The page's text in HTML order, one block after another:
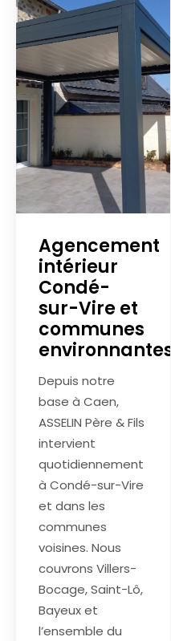
Agencement
intérieur
Condé-
sur-Vire et
communes
environnantes
Depuis notre
base à Caen,
ASSELIN Père & Fils
intervient
quotidiennement
à Condé-sur-Vire
et dans les
communes
voisines. Nous
couvrons Villers-
Bocage, Saint-Lô,
Bayeux et
l’ensemble du